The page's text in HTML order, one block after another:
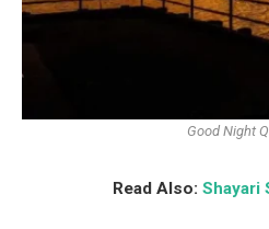
Good Night
Read Also: Shayari